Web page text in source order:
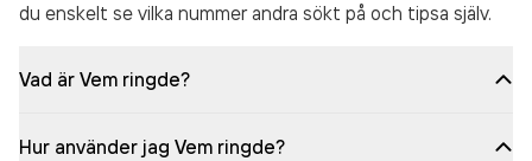
du enskelt se vilka nummer andra sökt på och tipsa själv.
Vad är Vem ringde?
Hur använder jag Vem ringde?